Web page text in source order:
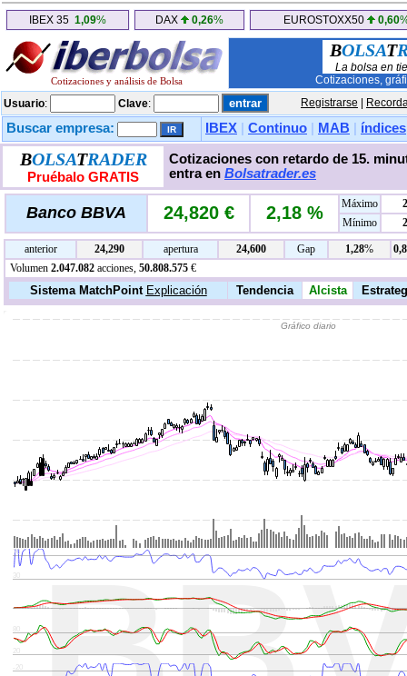
IBEX 35 1,09% DAX 0,26% EUROSTOXX50 0,60
Cotizaciones y análisis de Bolsa
BOLSAT
La bolsa en
Cotizaciones,
Usuario: Clave: Registrarse
Buscar empresa: IBEX Continuo MAB índices
BOLSATRADER
Pruébalo GRATIS
Cotizaciones con retardo de 15.
entra en Bolsatrader.es
Banco BBVA 24,820 € 2,18 % Máximo
Mínimo
anterior 24,290 apertura 24,600 Gap 1,28%
Volumen 2.047.082 acciones, 50.808.575 €